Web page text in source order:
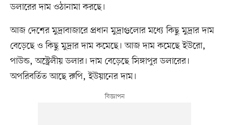
ডলারের দাম ওঠানামা করছে।
আজ দেশের মুদ্রাবাজারে প্রধান মুদ্রাগুলোর মধ্যে কিছু মুদ্রার দাম
বেড়েছে ও কিছু মুদ্রার দাম কমেছে। আজ দাম কমেছে ইউরো,
পাউন্ড, অস্ট্রেলীয় ডলার। দাম বেড়েছে সিঙ্গাপুর ডলারের।
অপরিবর্তিত আছে রুপি, ইউয়ানের দাম।